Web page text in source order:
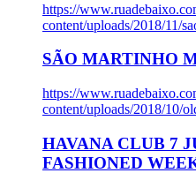
https://
content/uploads/2018/11/
SÃO MARTINHO
https://
content/uploads/2018/10/
HAVANA CLUB 7
FASHIONED